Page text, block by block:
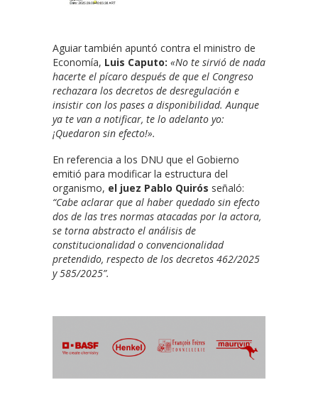
Aguiar también apuntó contra el ministro de
Economía, Luis Caputo: «No te sirvió de nada
hacerte el pícaro después de que el Congreso
rechazara los decretos de desregulación e
insistir con los pases a disponibilidad. Aunque
ya te van a notificar, te lo adelanto yo:
¡Quedaron sin efecto!».
En referencia a los DNU que el Gobierno
emitió para modificar la estructura del
organismo, el juez Pablo Quirós señaló:
“Cabe aclarar que al haber quedado sin efecto
dos de las tres normas atacadas por la actora,
se torna abstracto el análisis de
constitucionalidad o convencionalidad
pretendido, respecto de los decretos 462/2025
y 585/2025”.